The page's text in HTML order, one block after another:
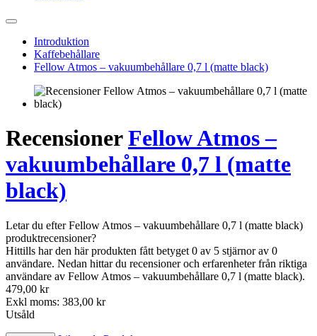
Introduktion
Kaffebehållare
Fellow Atmos – vakuumbehållare 0,7 l (matte black)
RecensionerFellow Atmos –
vakuumbehållare 0,7 l (matte
black)
Letar du efter Fellow Atmos – vakuumbehållare 0,7 l (matte black)
produktrecensioner?
Hittills har den här produkten fått betyget 0 av 5 stjärnor av 0
användare. Nedan hittar du recensioner och erfarenheter från riktiga
användare av Fellow Atmos – vakuumbehållare 0,7 l (matte black).
479,00 kr
Exkl moms: 383,00 kr
Utsåld